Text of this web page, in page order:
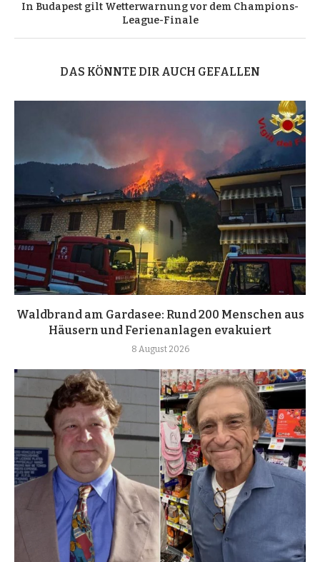
In Budapest gilt Wetterwarnung vor dem Champions-
League-Finale
DAS KÖNNTE DIR AUCH GEFALLEN
Waldbrand am Gardasee: Rund 200 Menschen aus
Häusern und Ferienanlagen evakuiert
8 August 2026